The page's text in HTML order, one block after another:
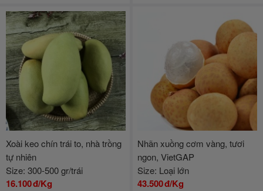
Xoài keo chín trái to, nhà trồng
tự nhiên
Size: 300-500 gr/trái
16.100đ/Kg
Nhãn xuồng cơm vàng, tươi
ngon, VietGAP
Size: Loại lớn
43.500đ/Kg